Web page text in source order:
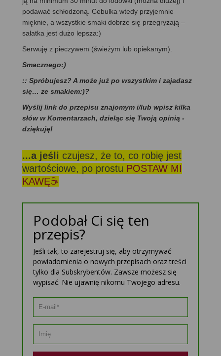
podawać schłodzoną. Cebulka wtedy przyjemnie
mięknie, a wszystkie smaki dobrze się przegryzają –
sałatka jest dużo lepsza:)
Serwuję z pieczywem (świeżym lub opiekanym).
Smacznego:)
:: Spróbujesz? A może już po wszystkim i zajadasz
się… ze smakiem:)?
Wyślij link do przepisu znajomym i/lub wpisz kilka
słów w Komentarzach, dzieląc się Twoją opinią -
dziękuję!
...a jeśli czujesz, że to, co robię jest
wartościowe, po prostu POSTAW MI
KAWĘ☕
Podobał Ci się ten
przepis?
Jeśli tak, to zarejestruj się, aby otrzymywać
powiadomienia o nowych przepisach oraz treści
tylko dla Subskrybentów. Zawsze możesz się
wypisać. Nie ujawnię nikomu Twojego adresu.